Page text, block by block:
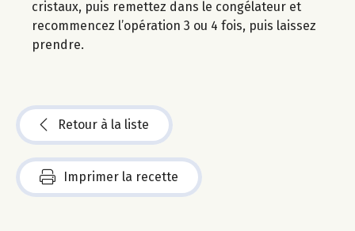
cristaux, puis remettez dans le congélateur et
recommencez l’opération 3 ou 4 fois, puis laissez
prendre.
Retour à la liste
Imprimer la recette